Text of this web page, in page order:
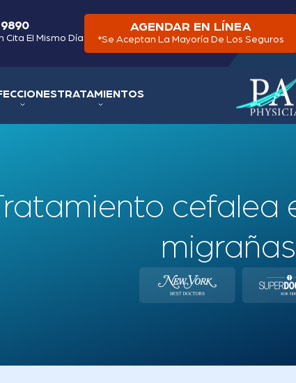
Cita El Mismo Día
AGENDAR EN LÍNEA
*Se Aceptan La Mayoría De Los Seguros
TRATAMIENTOS
cefalea